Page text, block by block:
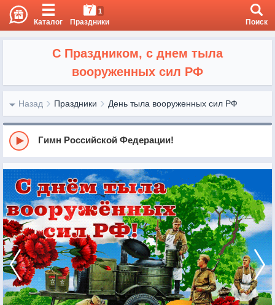
Каталог
7 1
Праздники Поиск
С Праздником, с днем тыла
вооруженных сил РФ
Назад Праздники День тыла вооруженных сил РФ
Гимн Российской Федерации!